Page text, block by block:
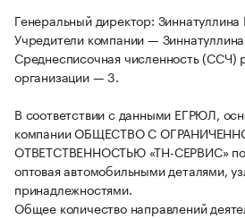
Генеральный директор:
Учредители компании —
Среднесписочная численность (ССЧ)
организации — 3.
В соответствии с данными ЕГРЮЛ,
компании ОБЩЕСТВО С
ОТВЕТСТВЕННОСТЬЮ «ТН-СЕРВИС» по
оптовая автомобильными деталями,
принадлежностями.
Общее количество направлений